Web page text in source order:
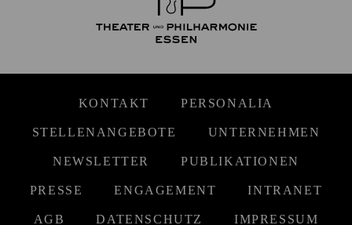
KONTAKT PERSONALIA
STELLENANGEBOTE UNTERNEHMEN
NEWSLETTER PUBLIKATIONEN
PRESSE ENGAGEMENT INTRANET
AGB DATENSCHUTZ IMPRESSUM